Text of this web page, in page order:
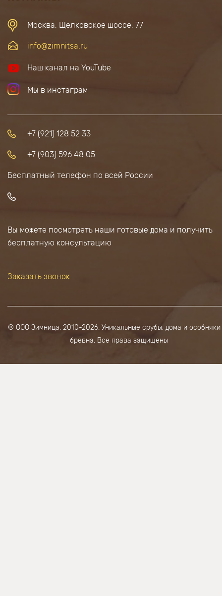
Москва, Щелковское шоссе, 77
info@zimnitsa.ru
Наш канал на YouTube
Мы в инстаграм
+7 (921) 128 52 33
+7 (903) 596 48 05
Бесплатный телефон по всей России
Вы можете посмотреть наши готовые дома и получить
бесплатную консультацию
Заказать звонок
© ООО Зимница. 2010-2026. Уникальные срубы, дома и особняки
бревна. Все права защищены